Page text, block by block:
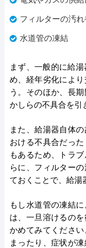
フィルターの汚れ
水道管の凍結
まず、一般的に給
め、経年劣化によ
う。そのほか、長
かしらの不具合を引
また、給湯器自体
おける不具合だっ
もあるため、トラ
らに、フィルター
ておくことで、給湯
もし水道管の凍結
は、一旦溶けるの
かめてみてくださ
まったり、症状が